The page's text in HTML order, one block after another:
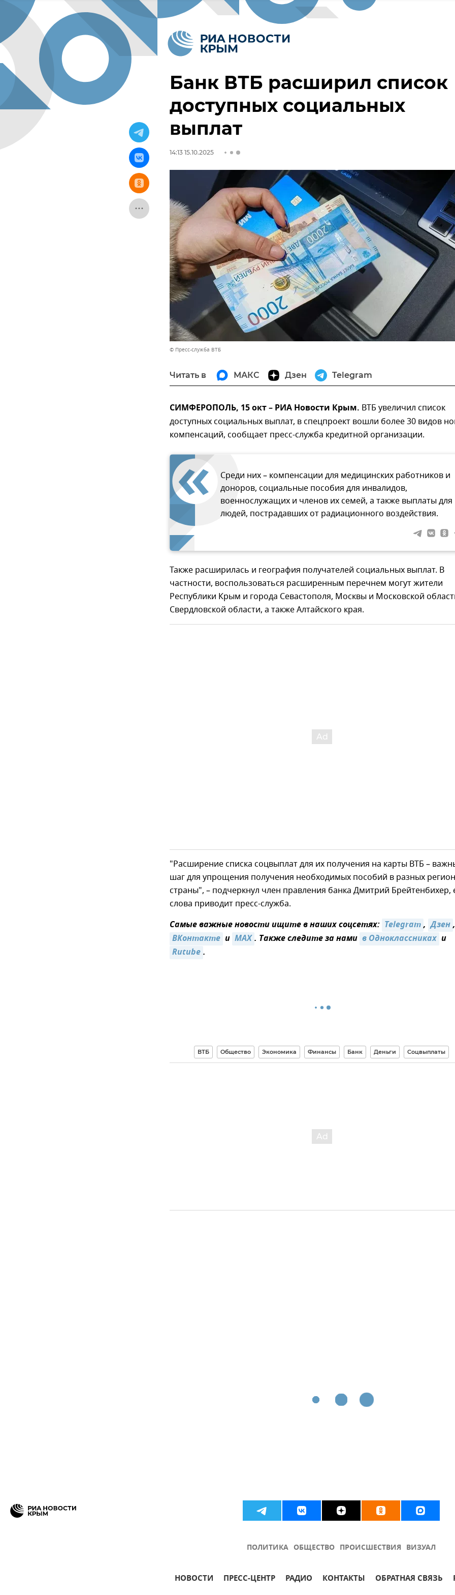
Банк ВТБ расширил список
доступных социальных
выплат
14:13 15.10.2025
© Пресс-служба ВТБ
Читать в МАКС Дзен Telegram
СИМФЕРОПОЛЬ, 15 окт – РИА Новости Крым. ВТБ увеличил список
доступных социальных выплат, в спецпроект вошли более 30 видов
компенсаций, сообщает пресс-служба кредитной организации.
Среди них – компенсации для медицинских работников и
доноров, социальные пособия для инвалидов,
военнослужащих и членов их семей, а также выплаты для
людей, пострадавших от радиационного воздействия.
Также расширилась и география получателей социальных выплат. В
частности, воспользоваться расширенным перечнем могут жители
Республики Крым и города Севастополя, Москвы и Московской
Свердловской области, а также Алтайского края.
"Расширение списка соцвыплат для их получения на карты ВТБ –
шаг для упрощения получения необходимых пособий в разных
страны", – подчеркнул член правления банка Дмитрий Брейтенбихер,
слова приводит пресс-служба.
Самые важные новости ищите в наших соцсетях: Telegram, Дзен,
ВКонтакте и MAX. Также следите за нами в Одноклассниках и
Rutube.
ВТБ Общество Экономика Финансы Банк Деньги Соцвыплаты
ПОЛИТИКА ОБЩЕСТВО ПРОИСШЕСТВИЯ ВИЗУАЛ
НОВОСТИ ПРЕСС-ЦЕНТР РАДИО КОНТАКТЫ ОБРАТНАЯ СВЯЗЬ